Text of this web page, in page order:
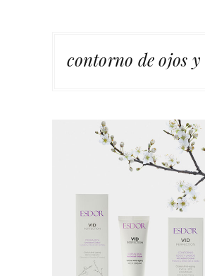
contorno de ojos